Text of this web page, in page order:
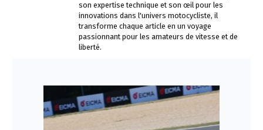
son expertise technique et son œil pour les
innovations dans l'univers motocycliste, il
transforme chaque article en un voyage
passionnant pour les amateurs de vitesse et de
liberté.